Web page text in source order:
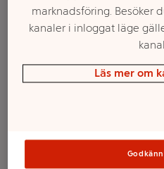
Sortimentet kan
marknadsföring. Besöker
kanaler i inloggat läge
Läs mer om